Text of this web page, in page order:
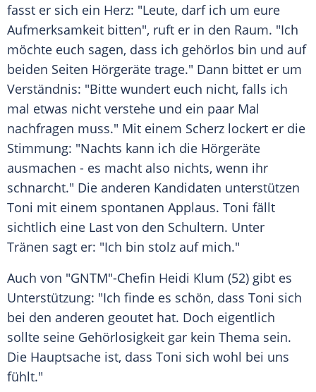
fasst er sich ein Herz: "Leute, darf ich um eure
Aufmerksamkeit bitten", ruft er in den Raum. "Ich
möchte euch sagen, dass ich gehörlos bin und auf
beiden Seiten Hörgeräte trage." Dann bittet er um
Verständnis: "Bitte wundert euch nicht, falls ich
mal etwas nicht verstehe und ein paar Mal
nachfragen muss." Mit einem Scherz lockert er die
Stimmung: "Nachts kann ich die Hörgeräte
ausmachen - es macht also nichts, wenn ihr
schnarcht." Die anderen Kandidaten unterstützen
Toni mit einem spontanen Applaus. Toni fällt
sichtlich eine Last von den Schultern. Unter
Tränen sagt er: "Ich bin stolz auf mich."
Auch von "GNTM"-Chefin Heidi Klum (52) gibt es
Unterstützung: "Ich finde es schön, dass Toni sich
bei den anderen geoutet hat. Doch eigentlich
sollte seine Gehörlosigkeit gar kein Thema sein.
Die Hauptsache ist, dass Toni sich wohl bei uns
fühlt."